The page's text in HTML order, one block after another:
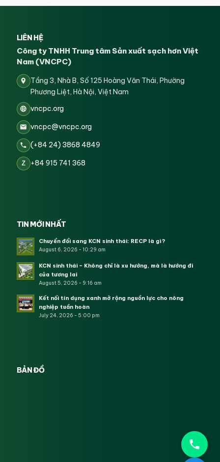
LIÊN HỆ
Công ty TNHH Trung tâm Sản xuất sạch hơn Việt
Nam (VNCPC)
Tầng 3, Nhà B, Số 125 Hoàng Văn Thái, Phường
Phương Liệt, Hà Nội, Việt Nam
vncpc.org
vncpc@vncpc.org
(+84 24) 3868 4849
Z +84 915 741 368
TIN MỚI NHẤT
Chuyển đổi sang KCN sinh thái: RECP là gì?
August 6, 2026 - 10:29 am
KCN sinh thái – Không chỉ là xu hướng, mà là hướng đi
của tương lai
August 5, 2026 - 9:16 am
Kết nối tín dụng xanh mở rộng nguồn lực cho nông
nghiệp tuần hoàn
July 24, 2026 - 5:00 pm
BẢN ĐỒ